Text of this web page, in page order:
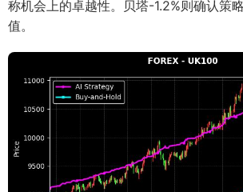
称机会上的卓越性。贝塔-1.2%则确认策
值。